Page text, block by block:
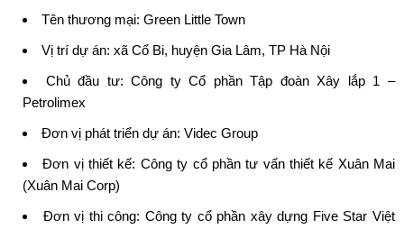
Tên thương mại: Green Little Town
Vị trí dự án: xã Cổ Bi, huyện Gia Lâm, TP Hà Nội
Chủ đầu tư:Công ty Cổ phần Tập đoàn Xây lắp 1 –
Petrolimex
Đơn vị phát triển dự án: Videc Group
Đơn vị thiết kế: Công ty cổ phần tư vấn thiết kế Xuân Mai
(Xuân Mai Corp)
Đơn vị thi công: Công ty cổ phần xây dựng Five Star Việt